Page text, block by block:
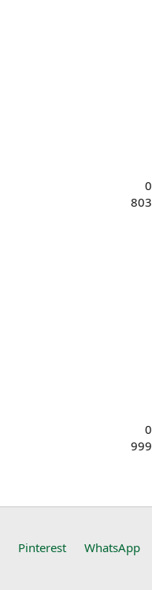
0
803
0
999
Pinterest
WhatsApp